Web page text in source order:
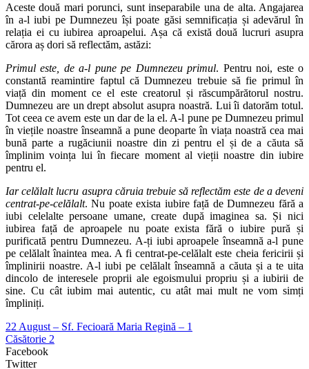
Aceste două mari porunci, sunt inseparabile una de alta. Angajarea
în a-l iubi pe Dumnezeu își poate găsi semnificația și adevărul în
relația ei cu iubirea aproapelui. Așa că există două lucruri asupra
cărora aș dori să reflectăm, astăzi:
Primul este, de a-l pune pe Dumnezeu primul. Pentru noi, este o
constantă reamintire faptul că Dumnezeu trebuie să fie primul în
viață din moment ce el este creatorul și răscumpărătorul nostru.
Dumnezeu are un drept absolut asupra noastră. Lui îi datorăm totul.
Tot ceea ce avem este un dar de la el. A-l pune pe Dumnezeu primul
în viețile noastre înseamnă a pune deoparte în viața noastră cea mai
bună parte a rugăciunii noastre din zi pentru el și de a căuta să
împlinim voința lui în fiecare moment al vieții noastre din iubire
pentru el.
Iar celălalt lucru asupra căruia trebuie să reflectăm este de a deveni
centrat-pe-celălalt. Nu poate exista iubire față de Dumnezeu fără a
iubi celelalte persoane umane, create după imaginea sa. Și nici
iubirea față de aproapele nu poate exista fără o iubire pură și
purificată pentru Dumnezeu. A-ți iubi aproapele înseamnă a-l pune
pe celălalt înaintea mea. A fi centrat-pe-celălalt este cheia fericirii și
împlinirii noastre. A-l iubi pe celălalt înseamnă a căuta și a te uita
dincolo de interesele proprii ale egoismului propriu și a iubirii de
sine. Cu cât iubim mai autentic, cu atât mai mult ne vom simți
împliniți.
22 August – Sf. Fecioară Maria Regină – 1
Căsătorie 2
Facebook
Twitter